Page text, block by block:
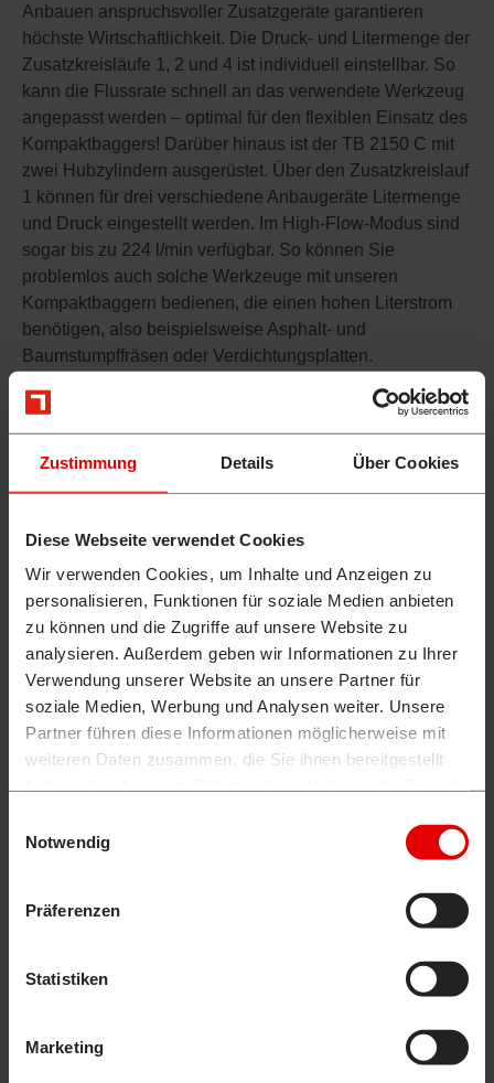
Zustimmung Details Über Cookies
Diese Webseite verwendet Cookies
Wir verwenden Cookies, um Inhalte und Anzeigen zu
personalisieren, Funktionen für soziale Medien anbieten
zu können und die Zugriffe auf unsere Website zu
analysieren. Außerdem geben wir Informationen zu Ihrer
Verwendung unserer Website an unsere Partner für
soziale Medien, Werbung und Analysen weiter. Unsere
Partner führen diese Informationen möglicherweise mit
weiteren Daten zusammen, die Sie ihnen bereitgestellt
Notwendig
Präferenzen
Statistiken
Marketing
Anbauen anspruchsvoller Zusatzgeräte garantieren
höchste Wirtschaftlichkeit. Die Druck- und Litermenge der
Zusatzkreisläufe 1, 2 und 4 ist individuell einstellbar. So
kann die Flussrate schnell an das verwendete Werkzeug
angepasst werden – optimal für den flexiblen Einsatz des
Kompaktbaggers! Darüber hinaus ist der TB 2150 C mit
zwei Hubzylindern ausgerüstet. Über den Zusatzkreislauf
1 können für drei verschiedene Anbaugeräte Litermenge
und Druck eingestellt werden. Im High-Flow-Modus sind
sogar bis zu 224 l/min verfügbar. So können Sie
problemlos auch solche Werkzeuge mit unseren
Kompaktbaggern bedienen, die einen hohen Literstrom
benötigen, also beispielsweise Asphalt- und
Baumstumpffräsen oder Verdichtungsplatten.
KOMPAKTBAGGER – DENN SICHER IST SICHER
Dieses Faktum haben wir bei der Serienausstattung des
Rohrbruchsicherung und Lasthalteventile am Hubzylinder
und am Löffelstielzylinder gehören daher ebenso zum
hohen Standard wie eine weitere Absicherung durch die
Überlastwarneinrichtung am Hubzylinder – entsprechend
der EN 474-5:2006+A2:2012 Erdbaumaschinen-
Sicherheit. Kein Wunder also, dass sich Takeuchi
Kompaktbagger bei Bagger-Profis besonderer Beliebtheit
erfreuen.
KOMPAKTBAGGER – AUCH BEI DER
ermöglicht Ihnen, Anschlüsse auf einmal zu verbinden
Powerspaten ergänzt ideal Ihr Löffelsortiment. Mit diesem